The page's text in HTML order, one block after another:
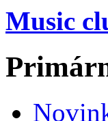
Music